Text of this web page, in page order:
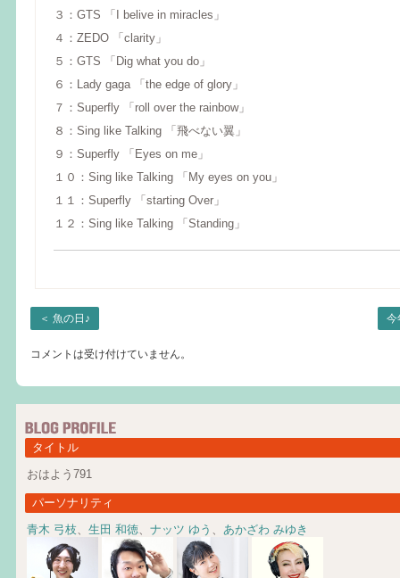
３：GTS 「I belive in miracles」
４：ZEDO 「clarity」
５：GTS 「Dig what you do」
６：Lady gaga 「the edge of glory」
７：Superfly 「roll over the rainbow」
８：Sing like Talking 「飛べない翼」
９：Superfly 「Eyes on me」
１０：Sing like Talking 「My eyes on you」
１１：Superfly 「starting Over」
１２：Sing like Talking 「Standing」
＜ 魚の日♪ 今
コメントは受け付けていません。
タイトル
おはよう791
パーソナリティ
青木 弓枝
生田 和徳 ナッツ ゆう あかざわ みゆき